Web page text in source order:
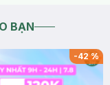
BẠN
-42%